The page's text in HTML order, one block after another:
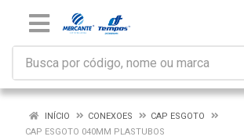
INÍCIO CONEXOES
CAP ESGOTO
CAP ESGOTO 040MM PLASTUBOS